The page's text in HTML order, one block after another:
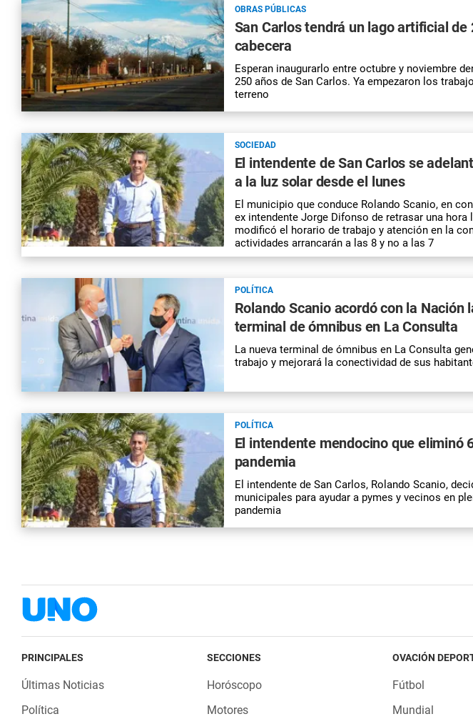
OBRAS PÚBLICAS
San Carlos tendrá un lago artificial de
cabecera
Esperan inaugurarlo entre octubre y noviembre
250 años de San Carlos. Ya empezaron los
terreno
SOCIEDAD
El intendente de San Carlos se
a la luz solar desde el lunes
El municipio que conduce Rolando Scanio, en
ex intendente Jorge Difonso de retrasar una hora
modificó el horario de trabajo y atención en la
actividades arrancarán a las 8 y no a las 7
POLÍTICA
Rolando Scanio acordó con la Nación
terminal de ómnibus en La Consulta
La nueva terminal de ómnibus en La Consulta
trabajo y mejorará la conectividad de sus
POLÍTICA
El intendente mendocino que eliminó
pandemia
El intendente de San Carlos, Rolando Scanio,
municipales para ayudar a pymes y vecinos en
pandemia
PRINCIPALES
Últimas Noticias
Política
SECCIONES
Horóscopo
Motores
OVACIÓN
Fútbol
Mundial